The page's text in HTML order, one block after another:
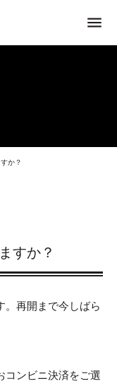
menu
か？
すか？
。再開まで今しばら
コンビニ決済をご選